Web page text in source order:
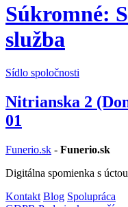
Súkromné:
služba
Sídlo spoločnosti
Nitrianska 2
01
Funerio.sk - Funerio.sk
Digitálna spomienka s úctou
Kontakt Blog Spolupráca